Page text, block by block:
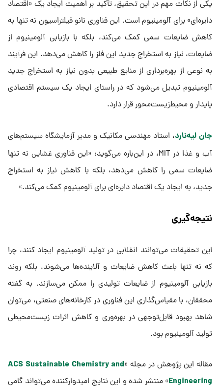
یکی از نکات مهم در این تحقیق، تأکید بر اهمیت ایجاد یک «اقتصاد
دایره‌ای» برای آلومینیوم است. این فناوری نانو فیلتراسیون نه تنها به
کاهش ضایعات سمی کمک می‌کند، بلکه با بازیابی آلومینیوم از
ضایعات، نیاز به استخراج جدید این فلز را کاهش می‌دهد. این فرآیند
به نوعی از بهره‌برداری از منابع طبیعی بدون نیاز به استخراج جدید
آلومینیوم تبدیل می‌شود که در راستای ایجاد یک سیستم اقتصادی
پایدار و محیط‌زیست‌محور قرار دارد.
جان لیه‌نارد، استاد مهندسی مکانیک و مدیر آزمایشگاه سیستم‌های
آب و غذا در MIT، در این‌باره می‌گوید: «این فناوری غشایی نه تنها
ضایعات سمی را کاهش می‌دهد، بلکه با کاهش نیاز به استخراج
جدید، به ایجاد یک اقتصاد دایره‌ای برای آلومینیوم کمک می‌کند.»
نتیجه‌گیری
این تحقیقات می‌توانند انقلابی در تولید آلومینیوم ایجاد کنند، چرا
که نه تنها باعث کاهش ضایعات و آلاینده‌ها می‌شوند، بلکه روند
بازیابی آلومینیوم از ضایعات تولیدی را ممکن می‌سازند. به گفته
محققان، با مقیاس‌گذاری این فناوری در کارخانه‌های صنعتی، می‌توان
شاهد بهبود قابل‌توجهی در بهره‌وری و کاهش اثرات زیست‌محیطی
تولید آلومینیوم بود.
مقاله این پژوهش در مجله «ACS Sustainable Chemistry and
Engineering» منتشر شده و این نتایج امیدوارکننده می‌تواند گامی